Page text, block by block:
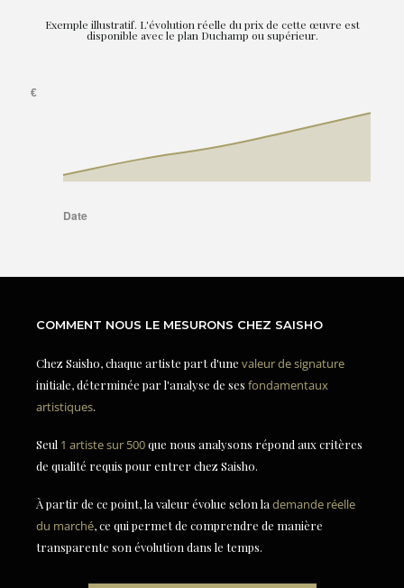
Exemple illustratif. L'évolution réelle du prix de cette œuvre est
disponible avec le plan Duchamp ou supérieur.
COMMENT NOUS LE MESURONS CHEZ SAISHO
Chez Saisho, chaque artiste part d'une valeur de signature
initiale, déterminée par l'analyse de ses fondamentaux
artistiques.
Seul 1 artiste sur 500que nous analysons répond aux critères
de qualité requis pour entrer chez Saisho.
À partir de ce point, la valeur évolue selon la demande réelle
du marché, ce qui permet de comprendre de manière
transparente son évolution dans le temps.